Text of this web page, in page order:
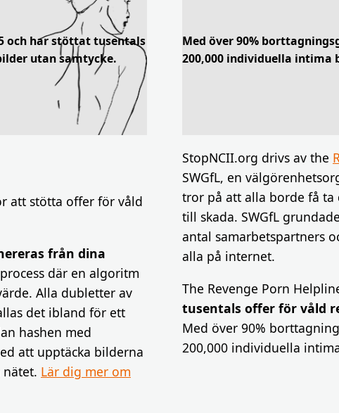
och har stöttat tusentals
utan samtycke.
att stötta offer för våld
från dina
där en algoritm
Alla dubletter av
det ibland för ett
hashen med
att upptäcka bilderna
nätet. Lär dig mer om
Med över 90%
200,000 individuella
StopNCII.org drivs av the
SWGfL, en
tror på att alla borde få ta
till skada. SWGfL
antal samarbetspartners
alla på internet.
The Revenge Porn
tusentals offer för våld
Med över 90%
200,000 individuella